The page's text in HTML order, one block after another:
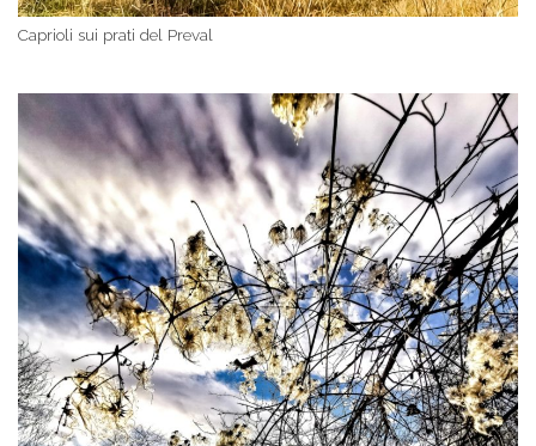
Caprioli sui prati del Preval